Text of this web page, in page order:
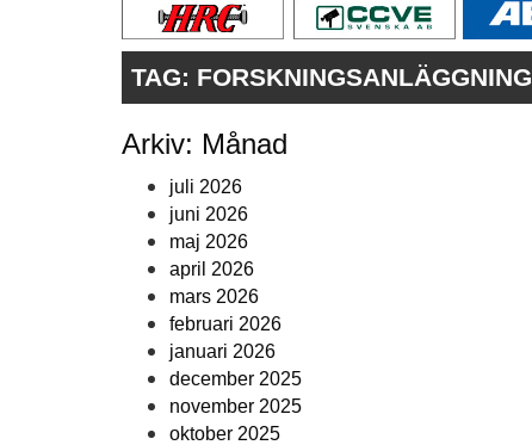
TAG: FORSKNINGSANLÄGGNING
Arkiv: Månad
juli 2026
juni 2026
maj 2026
april 2026
mars 2026
februari 2026
januari 2026
december 2025
november 2025
oktober 2025